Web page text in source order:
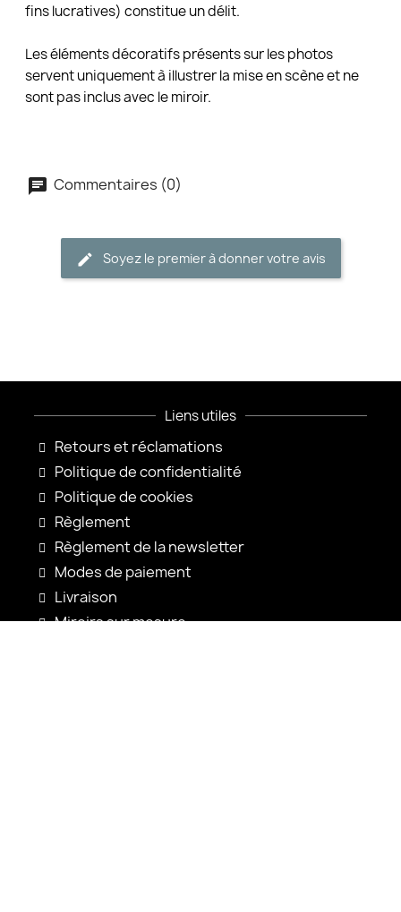
fins lucratives) constitue un délit.
Les éléments décoratifs présents sur les photos
servent uniquement à illustrer la mise en scène et ne
sont pas inclus avec le miroir.
Commentaires (0)
Soyez le premier à donner votre avis
Liens utiles
Retours et réclamations
Politique de confidentialité
Politique de cookies
Règlement
Règlement de la newsletter
Modes de paiement
Livraison
Miroirs sur mesure